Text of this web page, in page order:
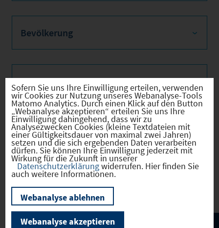
Bevölkerung
Sozialvers. Beschäftigte
Verkehrsinfrastruktur
Kommunale Infrastruktur
Sofern Sie uns Ihre Einwilligung erteilen, verwenden
wir Cookies zur Nutzung unseres Webanalyse-Tools
Matomo Analytics. Durch einen Klick auf den Button
„Webanalyse akzeptieren“ erteilen Sie uns Ihre
Einwilligung dahingehend, dass wir zu
Analysezwecken Cookies (kleine Textdateien mit
einer Gültigkeitsdauer von maximal zwei Jahren)
setzen und die sich ergebenden Daten verarbeiten
dürfen. Sie können Ihre Einwilligung jederzeit mit
Wirkung für die Zukunft in unserer
Datenschutzerklärungwiderrufen. Hier finden Sie
auch weitere Informationen.
Webanalyse ablehnen
Webanalyse akzeptieren